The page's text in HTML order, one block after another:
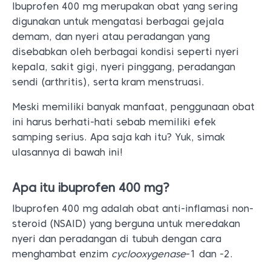
Ibuprofen 400 mg merupakan obat yang sering
digunakan untuk mengatasi berbagai gejala
demam, dan nyeri atau peradangan yang
disebabkan oleh berbagai kondisi seperti nyeri
kepala, sakit gigi, nyeri pinggang, peradangan
sendi (arthritis), serta kram menstruasi.
Meski memiliki banyak manfaat, penggunaan obat
ini harus berhati-hati sebab memiliki efek
samping serius. Apa saja kah itu? Yuk, simak
ulasannya di bawah ini!
Apa itu ibuprofen 400 mg?
Ibuprofen 400 mg adalah obat anti-inflamasi non-
steroid (NSAID) yang berguna untuk meredakan
nyeri dan peradangan di tubuh dengan cara
menghambat enzim cyclooxygenase-1 dan -2.